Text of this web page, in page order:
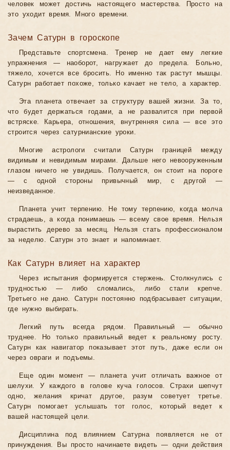
человек может достичь настоящего мастерства. Просто на
это уходит время. Много времени.
Зачем Сатурн в гороскопе
Представьте спортсмена. Тренер не дает ему легкие
упражнения — наоборот, нагружает до предела. Больно,
тяжело, хочется все бросить. Но именно так растут мышцы.
Сатурн работает похоже, только качает не тело, а характер.
Эта планета отвечает за структуру вашей жизни. За то,
что будет держаться годами, а не развалится при первой
встряске. Карьера, отношения, внутренняя сила — все это
строится через сатурнианские уроки.
Многие астрологи считали Сатурн границей между
видимым и невидимым мирами. Дальше него невооруженным
глазом ничего не увидишь. Получается, он стоит на пороге
— с одной стороны привычный мир, с другой —
неизведанное.
Планета учит терпению. Не тому терпению, когда молча
страдаешь, а когда понимаешь — всему свое время. Нельзя
вырастить дерево за месяц. Нельзя стать профессионалом
за неделю. Сатурн это знает и напоминает.
Как Сатурн влияет на характер
Через испытания формируется стержень. Столкнулись с
трудностью — либо сломались, либо стали крепче.
Третьего не дано. Сатурн постоянно подбрасывает ситуации,
где нужно выбирать.
Легкий путь всегда рядом. Правильный — обычно
труднее. Но только правильный ведет к реальному росту.
Сатурн как навигатор показывает этот путь, даже если он
через овраги и подъемы.
Еще один момент — планета учит отличать важное от
шелухи. У каждого в голове куча голосов. Страхи шепчут
одно, желания кричат другое, разум советует третье.
Сатурн помогает услышать тот голос, который ведет к
вашей настоящей цели.
Дисциплина под влиянием Сатурна появляется не от
принуждения. Вы просто начинаете видеть — одни действия